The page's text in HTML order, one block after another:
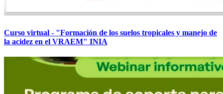
Curso virtual - "Formación de los suelos tropicales y manejo de
la acidez en el VRAEM" INIA